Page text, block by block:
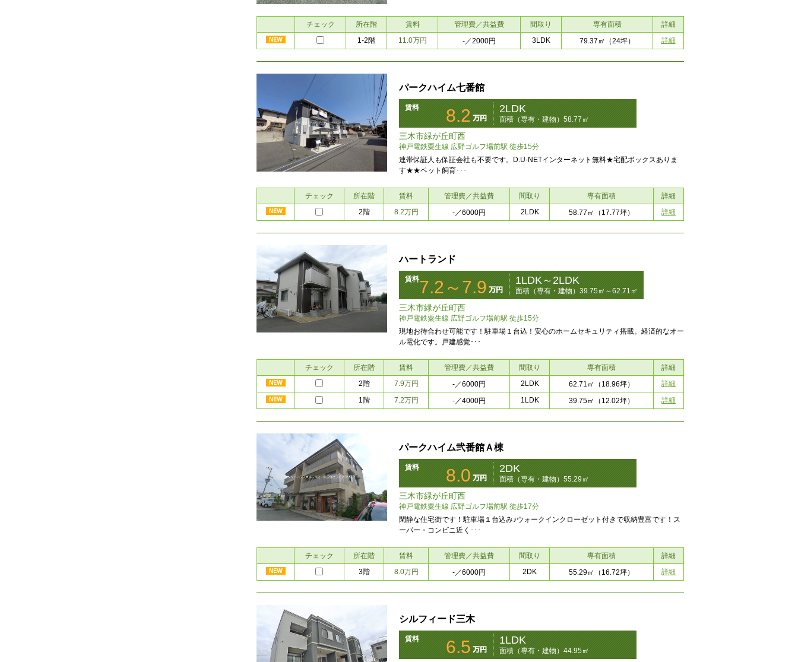
チェック 所在階 賃料 管理費／共益費 間取り 専有面積
詳細
1-2階
11.0万円 -／2000円 3LDK 79.37㎡ （24坪） 詳細
パークハイム七番館
賃料 8.2 2LDK
面積（専有・建物）58.77㎡
三木市緑が丘町西
神戸電鉄粟生線 広野ゴルフ場前駅 徒歩15分
連帯保証人も保証会社も不要です。D.U-NETインターネット無料★宅配ボックスありま
す★★ペット飼育･･･
チェック 所在階 賃料 管理費／共益費 間取り 専有面積
詳細
2階
8.2万円 -／6000円 2LDK 58.77㎡ （17.77坪） 詳細
ハートランド
賃料7.2～7.9 1LDK～2LDK
面積（専有・建物）39.75㎡～62.71㎡
三木市緑が丘町西
神戸電鉄粟生線 広野ゴルフ場前駅 徒歩15分
現地お待合わせ可能です！駐車場１台込！安心のホームセキュリティ搭載。経済的なオー
ル電化です。戸建感覚･･･
チェック 所在階 賃料 管理費／共益費 間取り 専有面積
詳細
2階
7.9万円 -／6000円 2LDK 62.71㎡ （18.96坪）
詳細
1階
7.2万円 -／4000円 1LDK 39.75㎡ （12.02坪） 詳細
パークハイム弐番館Ａ棟
賃料 8.0 2DK
面積（専有・建物）55.29㎡
三木市緑が丘町西
神戸電鉄粟生線 広野ゴルフ場前駅 徒歩17分
閑静な住宅街です！駐車場１台込み♪ウォークインクローゼット付きで収納豊富です！ス
ーパー・コンビニ近く･･･
チェック 所在階 賃料 管理費／共益費 間取り 専有面積
詳細
3階
8.0万円 -／6000円 2DK 55.29㎡ （16.72坪） 詳細
シルフィード三木
賃料 6.5 1LDK
面積（専有・建物）44.95㎡